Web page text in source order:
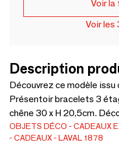
Voir la
Voir
Description
Découvrez ce modèle
Présentoir bracelets 3
chêne 30 x H 20,5cm.
OBJETS DÉCO
CADEAUX
CADEAUX
LAVAL 1878